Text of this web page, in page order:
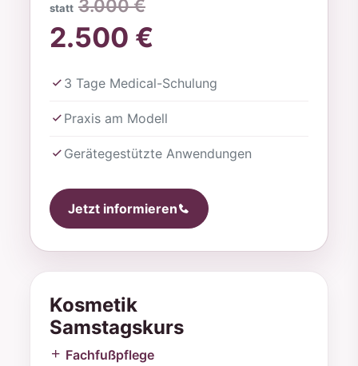
statt 3.000 €
2.500 €
3 Tage Medical-Schulung
Praxis am Modell
Gerätegestützte Anwendungen
Jetzt informieren
Kosmetik
Samstagskurs
Fachfußpflege